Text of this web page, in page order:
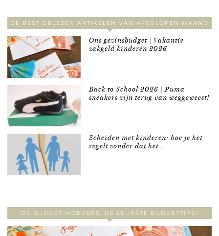
DE BEST GELEZEN ARTIKELEN VAN AFGELOPEN MAAND
Ons gezinsbudget | Vakantie
zakgeld kinderen 2026
Back to School 2026 | Puma
sneakers zijn terug van weggeweest!
Scheiden met kinderen: hoe je het
regelt zonder dat het …
DE BUDGET MOEDERS, DE LEUKSTE BUDGETTIPS!